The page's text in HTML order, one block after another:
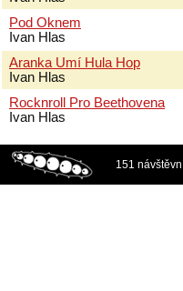
Pod Oknem
Ivan Hlas
Aranka Umí Hula Hop
Ivan Hlas
Rocknroll Pro Beethovena
Ivan Hlas
151